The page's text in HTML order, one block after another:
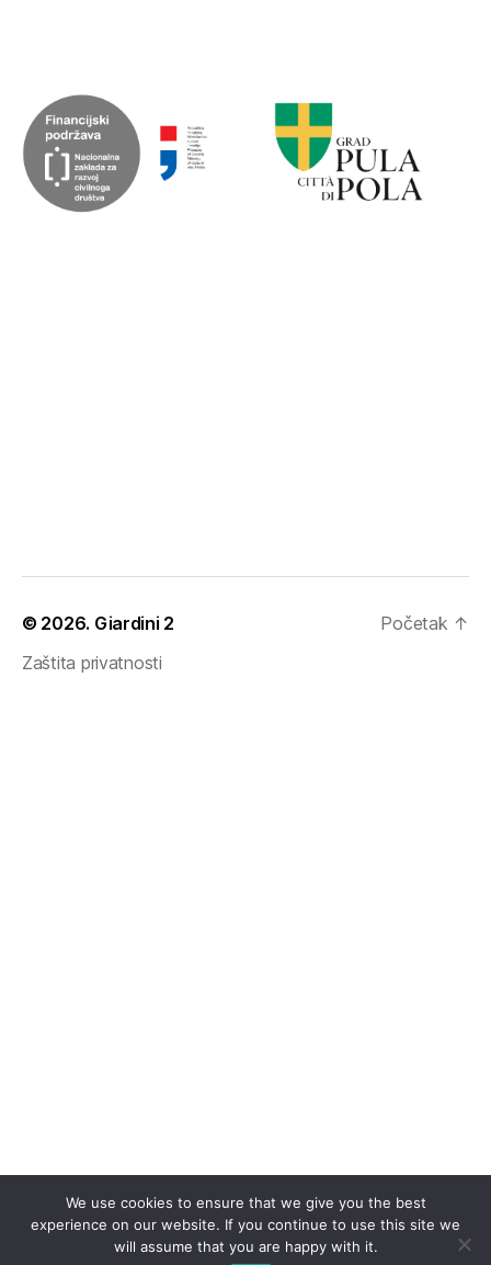
© 2026. Giardini 2
Zaštita privatnosti
Početak ↑
We use cookies to ensure that we give you the best
experience on our website. If you continue to use this site we
will assume that you are happy with it.